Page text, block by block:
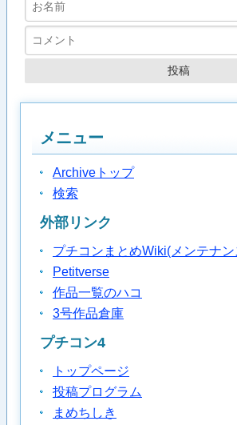
メニュー
Archiveトップ
検索
外部リンク
プチコンまとめWiki(メンテナ
Petitverse
作品一覧のハコ
3号作品倉庫
プチコン4
トップページ
投稿プログラム
まめちしき